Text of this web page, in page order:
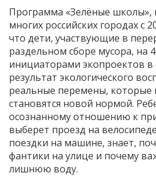
Программа «Зелёные школы»,
многих российских городах с
что дети, участвующие в
раздельном сборе мусора, на
инициаторами экопроектов в
результат экологического
реальные перемены, которые
становятся новой нормой.
осознанному отношению к
выберет проезд на
поездки на машине, знает,
фантики на улице и почему
лишнюю воду.